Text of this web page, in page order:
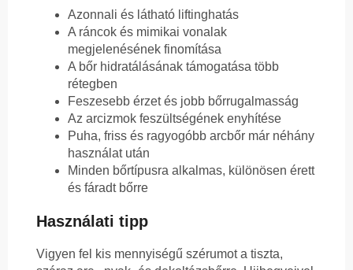
Azonnali és látható liftinghatás
A ráncok és mimikai vonalak
megjelenésének finomítása
A bőr hidratálásának támogatása több
rétegben
Feszesebb érzet és jobb bőrrugalmasság
Az arcizmok feszültségének enyhítése
Puha, friss és ragyogóbb arcbőr már néhány
használat után
Minden bőrtípusra alkalmas, különösen érett
és fáradt bőrre
Használati tipp
Vigyen fel kis mennyiségű szérumot a tiszta,